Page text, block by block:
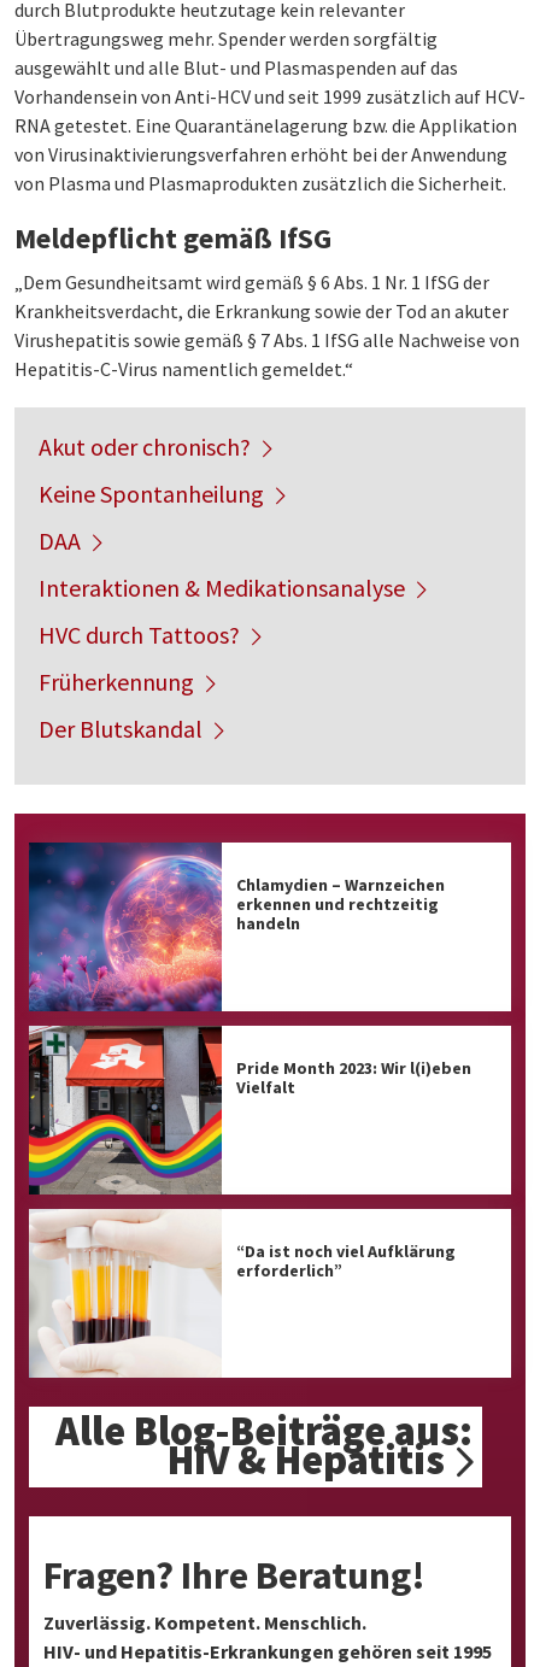
durch Blutprodukte heutzutage kein relevanter
Übertragungsweg mehr. Spender werden sorgfältig
ausgewählt und alle Blut- und Plasmaspenden auf das
Vorhandensein von Anti-HCV und seit 1999 zusätzlich auf HCV-
RNA getestet. Eine Quarantänelagerung bzw. die Applikation
von Virusinaktivierungsverfahren erhöht bei der Anwendung
von Plasma und Plasmaprodukten zusätzlich die Sicherheit.
Meldepflicht gemäß IfSG
„Dem Gesundheitsamt wird gemäß § 6 Abs. 1 Nr. 1 IfSG der
Krankheitsverdacht, die Erkrankung sowie der Tod an akuter
Virushepatitis sowie gemäß § 7 Abs. 1 IfSG alle Nachweise von
Hepatitis-C-Virus namentlich gemeldet.“
Akut oder chronisch?
Keine Spontanheilung
DAA
Interaktionen & Medikationsanalyse
HVC durch Tattoos?
Früherkennung
Der Blutskandal
Chlamydien – Warnzeichen
erkennen und rechtzeitig
handeln
Pride Month 2023: Wir l(i)eben
Vielfalt
“Da ist noch viel Aufklärung
erforderlich”
Alle Blog-Beiträge aus:
HIV & Hepatitis
Fragen? Ihre Beratung!
Zuverlässig. Kompetent. Menschlich.
HIV- und Hepatitis-Erkrankungen gehören seit 1995